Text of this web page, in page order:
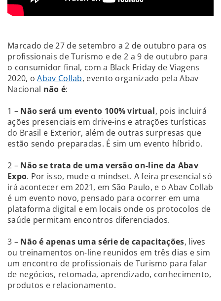
Marcado de 27 de setembro a 2 de outubro para os
profissionais de Turismo e de 2 a 9 de outubro para
o consumidor final, com a Black Friday de Viagens
2020, oAbav Collab, evento organizado pela Abav
Nacional não é:
1 – Não será um evento 100% virtual, pois incluirá
ações presenciais em drive-ins e atrações turísticas
do Brasil e Exterior, além de outras surpresas que
estão sendo preparadas. É sim um evento híbrido.
2 – Não se trata de uma versão on-line da Abav
Expo. Por isso, mude o mindset. A feira presencial só
irá acontecer em 2021, em São Paulo, e o Abav Collab
é um evento novo, pensado para ocorrer em uma
plataforma digital e em locais onde os protocolos de
saúde permitam encontros diferenciados.
3 – Não é apenas uma série de capacitações, lives
ou treinamentos on-line reunidos em três dias e sim
um encontro de profissionais de Turismo para falar
de negócios, retomada, aprendizado, conhecimento,
produtos e relacionamento.